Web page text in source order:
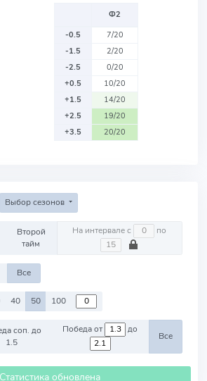
Ф2
-0.5
7/20
-1.5
2/20
-2.5
0/20
+0.5
10/20
+1.5
14/20
+2.5
19/20
+3.5
20/20
Выбор сезонов
Второй
тайм
На интервале с по
Все
40 50 100
соп. до
1.5
Победа от до
Все
Статистика обновлена